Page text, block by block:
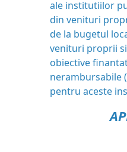
ale institutiilor
din venituri
de la bugetul
venituri proprii
obiective
nerambursabile
pentru aceste